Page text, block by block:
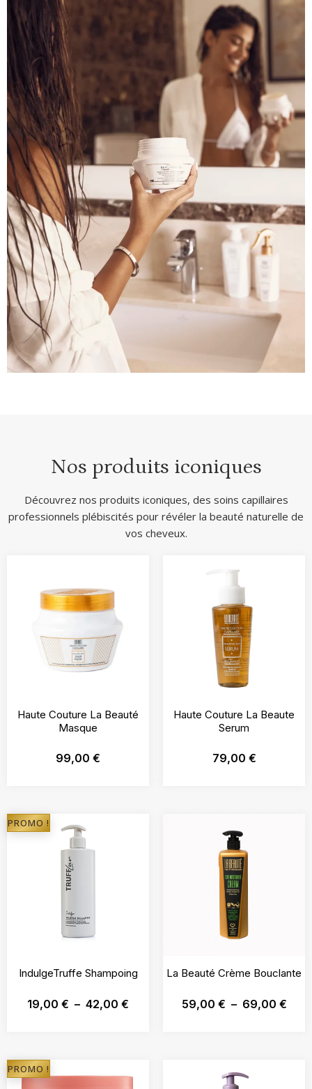
Nos produits iconiques
Découvrez nos produits iconiques, des soins capillaires
professionnels plébiscités pour révéler la beauté naturelle de
vos cheveux.
Haute Couture La Beauté
Masque
99,00 €
Haute Couture La Beaute
Serum
79,00 €
PROMO !
IndulgeTruffe Shampoing
19,00 € – 42,00 €
La Beauté Crème Bouclante
59,00 € – 69,00 €
PROMO !